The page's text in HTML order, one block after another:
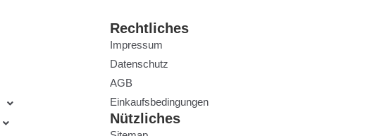
Rechtliches
Impressum
Datenschutz
AGB
Einkaufsbedingungen
Nützliches